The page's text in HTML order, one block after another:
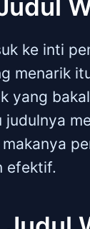
ke inti
menarik
yang
judulnya
efektif.